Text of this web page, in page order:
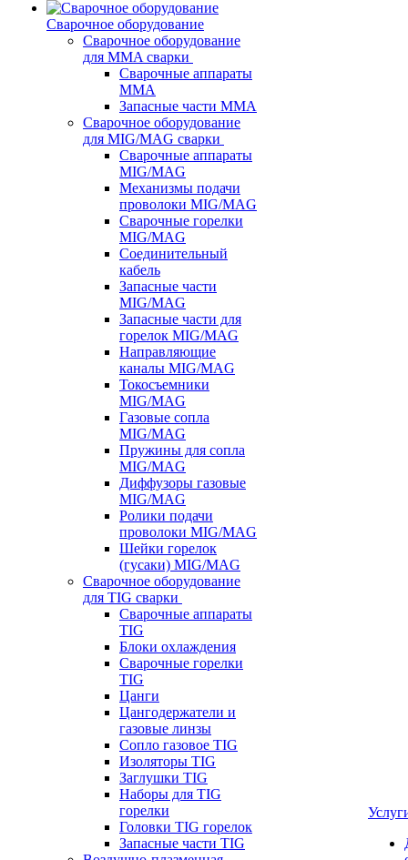
Сварочное оборудование
Сварочное оборудование
для MMA сварки
Сварочные аппараты
MMA
Запасные части MMA
Сварочное оборудование
для MIG/MAG сварки
Сварочные аппараты
MIG/MAG
Механизмы подачи
проволоки MIG/MAG
Сварочные горелки
MIG/MAG
Соединительный
кабель
Запасные части
MIG/MAG
Запасные части для
горелок MIG/MAG
Направляющие
каналы MIG/MAG
Токосъемники
MIG/MAG
Газовые сопла
MIG/MAG
Пружины для сопла
MIG/MAG
Диффузоры газовые
MIG/MAG
Ролики подачи
проволоки MIG/MAG
Шейки горелок
(гусаки) MIG/MAG
Сварочное оборудование
для TIG сварки
Сварочные аппараты
TIG
Блоки охлаждения
Сварочные горелки
TIG
Цанги
Цангодержатели и
газовые линзы
Сопло газовое TIG
Изоляторы TIG
Заглушки TIG
Наборы для TIG
горелки
Головки TIG горелок
Запасные части TIG